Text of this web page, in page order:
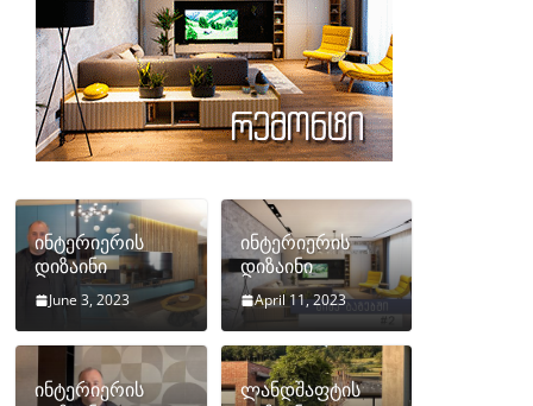
ინტერიერის
დიზაინი
June 3, 2023
ინტერიერის
დიზაინი
April 11, 2023
ინტერიერის
ლანდშაფტის